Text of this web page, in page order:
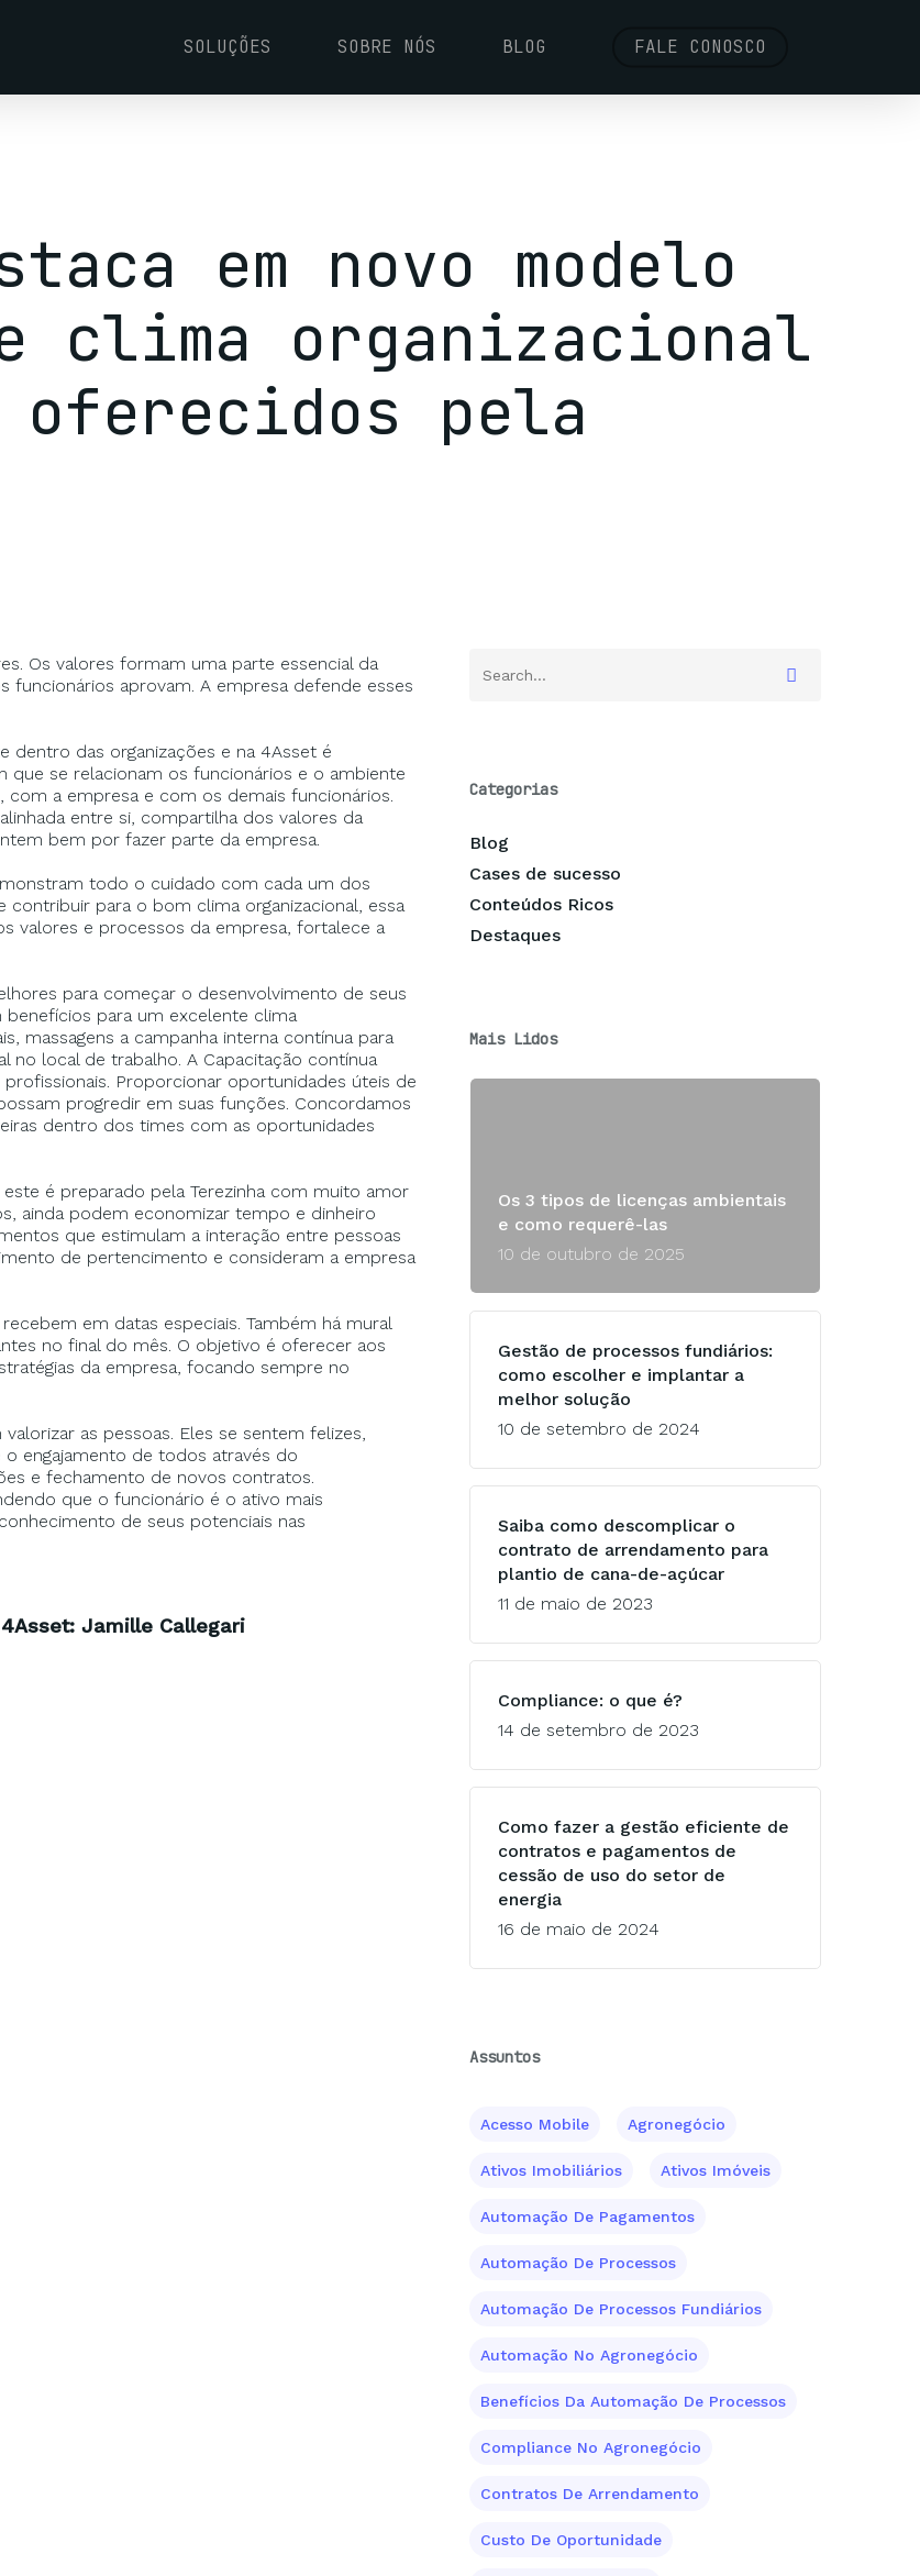
SOLUÇÕES SOBRE NÓS BLOG FALE CONOSCO
em novo modelo
clima organizacional
pela
Os valores formam uma parte essencial da
funcionários aprovam. A empresa defende esses
das organizações e na 4Asset é
se relacionam os funcionários e o ambiente
a empresa e com os demais funcionários.
entre si, compartilha dos valores da
bem por fazer parte da empresa.
todo o cuidado com cada um dos
para o bom clima organizacional, essa
valores e processos da empresa, fortalece a
para começar o desenvolvimento de seus
para um excelente clima
massagens a campanha interna contínua para
no local de trabalho. A Capacitação contínua
Proporcionar oportunidades úteis de
progredir em suas funções. Concordamos
dentro dos times com as oportunidades
é preparado pela Terezinha com muito amor
ainda podem economizar tempo e dinheiro
que estimulam a interação entre pessoas
de pertencimento e consideram a empresa
em datas especiais. Também há mural
no final do mês. O objetivo é oferecer aos
da empresa, focando sempre no
as pessoas. Eles se sentem felizes,
engajamento de todos através do
e fechamento de novos contratos.
que o funcionário é o ativo mais
de seus potenciais nas
Jamille Callegari
Categorias
Blog
Cases de sucesso
Conteúdos Ricos
Destaques
Mais Lidos
Os 3 tipos de licenças ambientais
e como requerê-las
10 de outubro de 2025
Gestão de processos fundiários:
como escolher e implantar a
melhor solução
10 de setembro de 2024
Saiba como descomplicar o
contrato de arrendamento para
plantio de cana-de-açúcar
11 de maio de 2023
Compliance: o que é?
14 de setembro de 2023
Como fazer a gestão eficiente de
contratos e pagamentos de
cessão de uso do setor de
energia
16 de maio de 2024
Assuntos
Acesso Mobile Agronegócio
Ativos Imobiliários Ativos Imóveis
Automação De Pagamentos
Automação De Processos
Automação De Processos Fundiários
Automação No Agronegócio
Benefícios Da Automação De Processos
Compliance No Agronegócio
Contratos De Arrendamento
Custo De Oportunidade